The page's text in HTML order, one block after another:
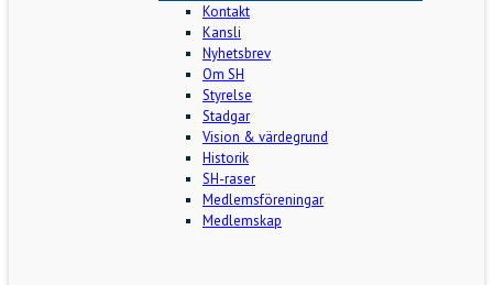
Kontakt
Kansli
Nyhetsbrev
Om SH
Styrelse
Stadgar
Vision & värdegrund
Historik
SH-raser
Medlemsföreningar
Medlemskap